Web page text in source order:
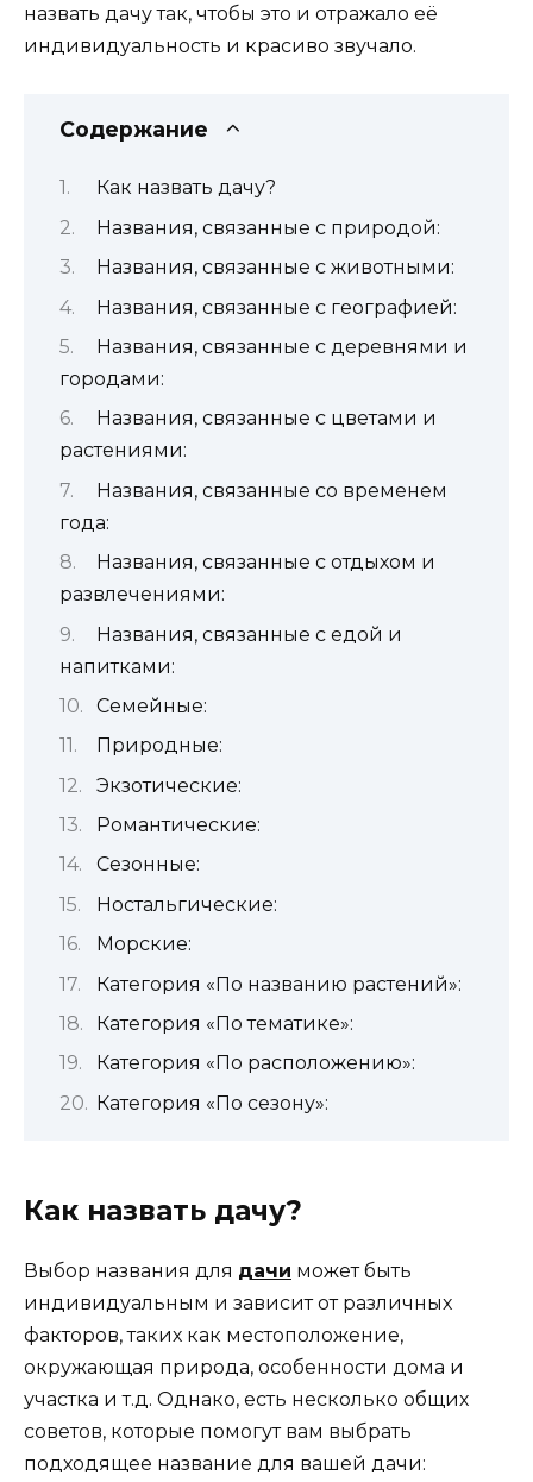
назвать дачу так, чтобы это и отражало её
индивидуальность и красиво звучало.
Содержание
Как назвать дачу?
Названия, связанные с природой:
Названия, связанные с животными:
Названия, связанные с географией:
Названия, связанные с деревнями и
городами:
Названия, связанные с цветами и
растениями:
Названия, связанные со временем
года:
Названия, связанные с отдыхом и
развлечениями:
Названия, связанные с едой и
напитками:
Семейные:
Природные:
Экзотические:
Романтические:
Сезонные:
Ностальгические:
Морские:
Категория «По названию растений»:
Категория «По тематике»:
Категория «По расположению»:
Категория «По сезону»:
Как назвать дачу?
Выбор названия для дачи может быть
индивидуальным и зависит от различных
факторов, таких как местоположение,
окружающая природа, особенности дома и
участка и т.д. Однако, есть несколько общих
советов, которые помогут вам выбрать
подходящее название для вашей дачи: